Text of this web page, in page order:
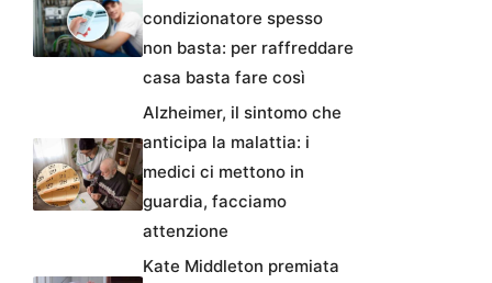
condizionatore spesso
non basta: per raffreddare
casa basta fare così
Alzheimer, il sintomo che
anticipa la malattia: i
medici ci mettono in
guardia, facciamo
attenzione
Kate Middleton premiata